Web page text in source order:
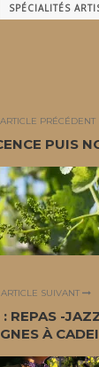
SPÉCIALITÉS
PRÉCÉDENT
PUIS
ARTICLE SUIVANT
REPAS -
À